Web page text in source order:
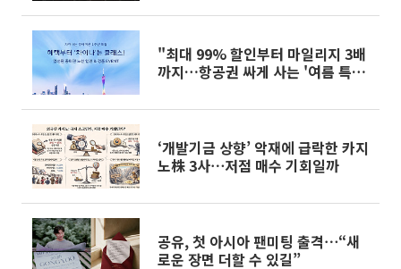
"최대 99% 할인부터 마일리지 3배
까지…항공권 싸게 사는 '여름 특가'
‘개발기금 상향’ 악재에 급락한 카지
노株 3사⋯저점 매수 기회일까
공유, 첫 아시아 팬미팅 출격⋯“새
로운 장면 더할 수 있길”